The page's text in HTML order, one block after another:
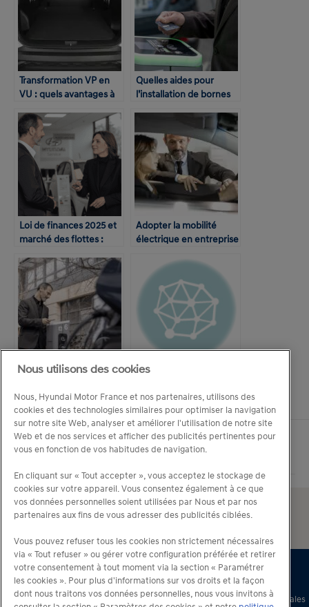
Transformation VP en
VU : quels avantages à
Quelles aides pour
l’installation de bornes
Loi de finances 2025 et
marché des flottes :
incertitudes
Adopter la mobilité
électrique en entreprise
centrale
Comment préparer
l’installation de bornes
de recharge ?
Regards croisés : les
d’une flotte de
véhicules
© 2026 Hyundai Motor France – Tous droits réservés –Conditions générales
Nous utilisons des cookies
Nous, Hyundai Motor France et nos partenaires, utilisons des
cookies et des technologies similaires pour optimiser la navigation
sur notre site Web, analyser et améliorer l'utilisation de notre site
Web et de nos services et afficher des publicités pertinentes pour
vous en fonction de vos habitudes de navigation.
En cliquant sur « Tout accepter », vous acceptez le stockage de
cookies sur votre appareil. Vous consentez également à ce que
vos données personnelles soient utilisées par Nous et par nos
partenaires aux fins de vous adresser des publicités ciblées.
Vous pouvez refuser tous les cookies non strictement nécessaires
via « Tout refuser » ou gérer votre configuration préférée et retirer
votre consentement à tout moment via la section « Paramétrer
les cookies ». Pour plus d'informations sur vos droits et la façon
dont nous traitons vos données personnelles, nous vous invitons à